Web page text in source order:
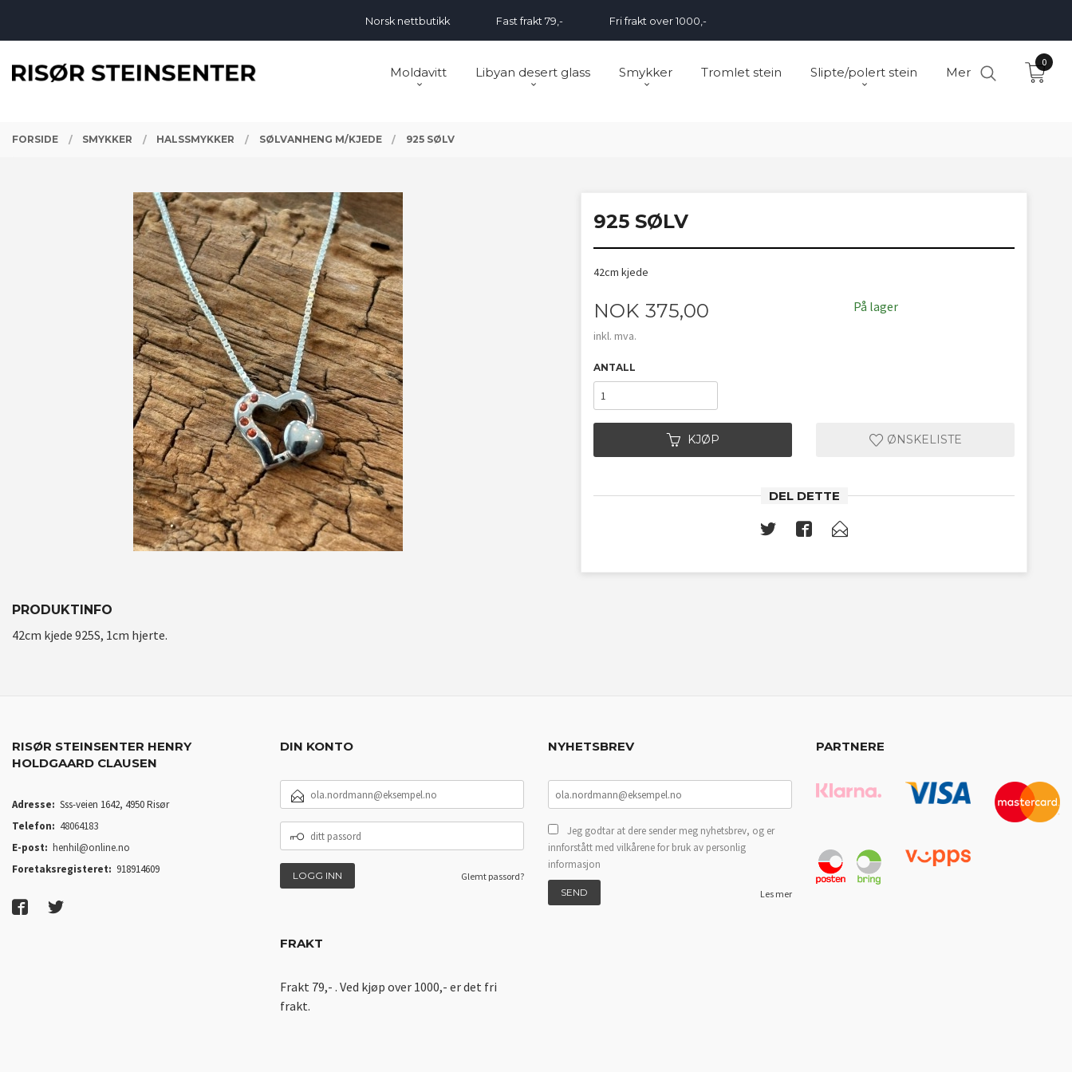
Norsk nettbutikk Fast frakt 79,- Fri frakt over 1000,-
Moldavitt Libyan desert glass Smykker Tromlet stein Slipte/polert stein Mer
0
FORSIDE SMYKKER HALSSMYKKER SØLVANHENG M/KJEDE 925 SØLV
925 SØLV
42cm kjede
Pris
NOK 375,00
inkl. mva.
På lager
ANTALL
KJØP ØNSKELISTE
DEL DETTE
PRODUKTINFO
42cm kjede 925S, 1cm hjerte.
RISØR STEINSENTER HENRY
HOLDGAARD CLAUSEN
Adresse: Sss-veien 1642, 4950 Risør
Telefon: 48064183
E-post: henhil@online.no
Foretaksregisteret: 918914609
DIN KONTO
POSTADRESSE
PASSORD
Glemt passord?
FRAKT
Frakt 79,- . Ved kjøp over 1000,- er det fri
frakt.
NYHETSBREV
Jeg godtar at dere sender meg nyhetsbrev, og er
innforstått med vilkårene for bruk av personlig
informasjon
Les mer
PARTNERE